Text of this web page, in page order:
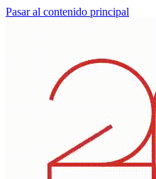
Pasar al contenido principal